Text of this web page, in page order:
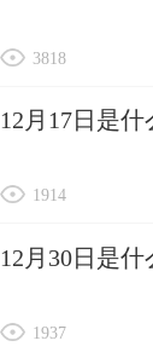
3818
12月17日是什
1914
12月30日是什
1937